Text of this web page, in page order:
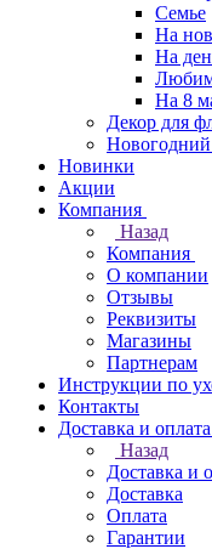
Семье
На
На
На 8
Декор для
Новогодний
Новинки
Акции
Компания
Назад
Компания
О компании
Отзывы
Реквизиты
Магазины
Партнерам
Инструкции по
Контакты
Доставка и оплата
Назад
Доставка и
Доставка
Оплата
Гарантии